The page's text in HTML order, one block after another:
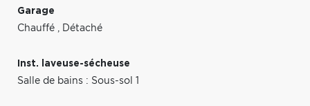
Garage
Chauffé , Détaché
Inst. laveuse-sécheuse
Salle de bains : Sous-sol 1